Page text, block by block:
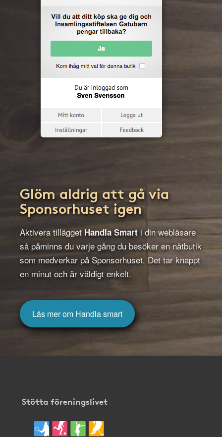
Glöm aldrig att gå via
Sponsorhuset igen
Aktivera tillägget Handla Smarti din webläsare
så påminns du varje gång du besöker en nätbutik
som medverkar på Sponsorhuset. Det tar knappt
en minut och är väldigt enkelt.
Läs mer om Handla smart
Stötta föreningslivet